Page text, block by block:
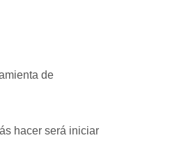
de
hacer será iniciar